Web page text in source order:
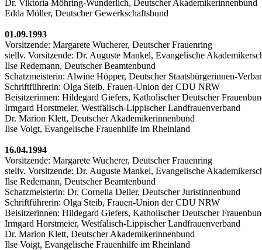
Dr. Viktoria Möhring-Wunderlich, Deutscher Akademikerinnenbund
Edda Möller, Deutscher Gewerkschaftsbund
01.09.1993
Vorsitzende: Margarete Wucherer, Deutscher Frauenring
stellv. Vorsitzende: Dr. Auguste Mankel, Evangelische
Ilse Redemann, Deutscher Beamtenbund
Schatzmeisterin: Alwine Höpper, Deutscher Staatsbürgerinnen-
Schriftführerin: Olga Steib, Frauen-Union der CDU NRW
Beisitzerinnen: Hildegard Giefers, Katholischer Deutscher
Irmgard Horstmeier, Westfälisch-Lippischer Landfrauenverband
Dr. Marion Klett, Deutscher Akademikerinnenbund
Ilse Voigt, Evangelische Frauenhilfe im Rheinland
16.04.1994
Vorsitzende: Margarete Wucherer, Deutscher Frauenring
stellv. Vorsitzende: Dr. Auguste Mankel, Evangelische
Ilse Redemann, Deutscher Beamtenbund
Schatzmeisterin: Dr. Cornelia Deller, Deutscher Juristinnenbund
Schriftführerin: Olga Steib, Frauen-Union der CDU NRW
Beisitzerinnen: Hildegard Giefers, Katholischer Deutscher
Irmgard Horstmeier, Westfälisch-Lippischer Landfrauenverband
Dr. Marion Klett, Deutscher Akademikerinnenbund
Ilse Voigt, Evangelische Frauenhilfe im Rheinland